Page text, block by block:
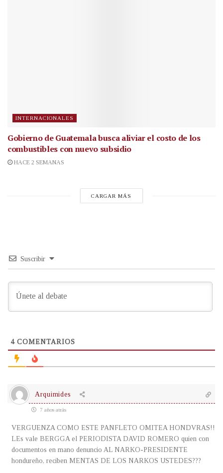
INTERNACIONALES
Gobierno de Guatemala busca aliviar el costo de los
combustibles con nuevo subsidio
HACE 2 SEMANAS
CARGAR MÁS
Suscribir
4COMENTARIOS
Arquimides
7 años atrás
VERGUENZA COMO ESTE PANFLETO OMITEA HONDVRAS!!
LEs vale BERGGA el PERIODISTA DAVID ROMERO quien con
documentos en mano denuncio AL NARKO-PRESIDENTE
hondureño, reciben MENTAS DE LOS NARKOS USTEDES???